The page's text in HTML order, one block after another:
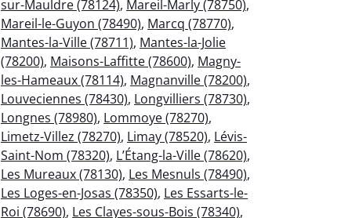
sur-Mauldre (78124), Mareil-Marly (78750),
Mareil-le-Guyon (78490), Marcq (78770),
Mantes-la-Ville (78711), Mantes-la-Jolie
(78200), Maisons-Laffitte (78600), Magny-
les-Hameaux (78114), Magnanville (78200),
Louveciennes (78430), Longvilliers (78730),
Longnes (78980), Lommoye (78270),
Limetz-Villez (78270), Limay (78520), Lévis-
Saint-Nom (78320), L’Étang-la-Ville (78620),
Les Mureaux (78130), Les Mesnuls (78490),
Les Loges-en-Josas (78350), Les Essarts-le-
Roi (78690), Les Clayes-sous-Bois (78340),